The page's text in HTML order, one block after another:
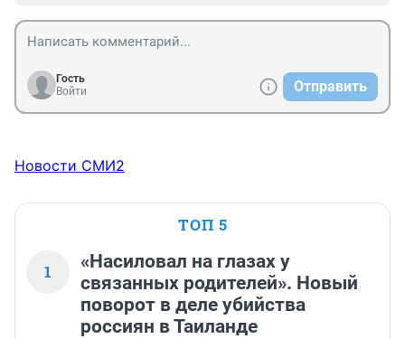
Гость
Войти
Отправить
Новости СМИ2
ТОП 5
1
«Насиловал на глазах у
связанных родителей». Новый
поворот в деле убийства
россиян в Таиланде